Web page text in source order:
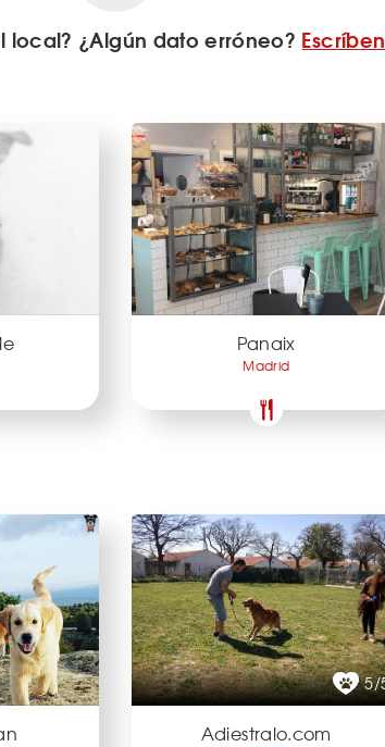
local? ¿Algún dato erróneo?
Panaix
Madrid
5/
Adiestralo.com